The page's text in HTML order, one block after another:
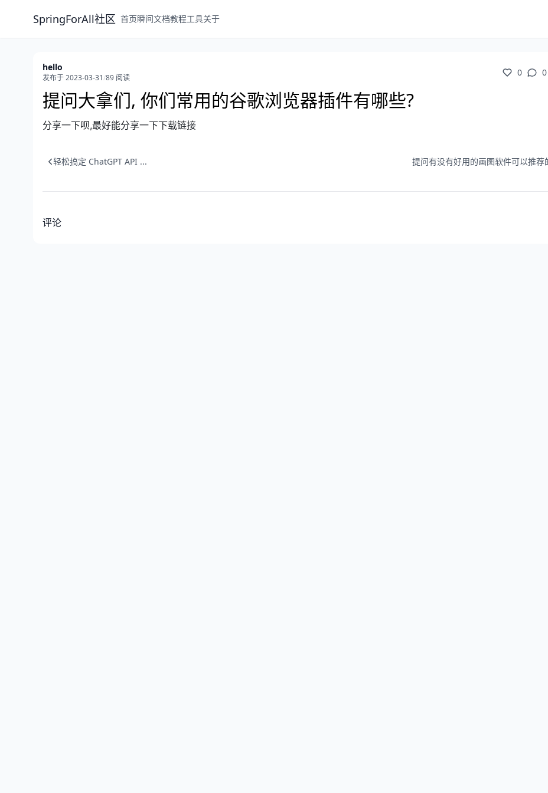
SpringForAll社区 首页瞬间文档教程工具关于
hello
发布于 2023-03-31/89 阅读 0 0
提问大拿们, 你们常用的谷歌浏览器插件有哪些?
分享一下呗,最好能分享一下下载链接
轻松搞定 ChatGPT API ... 提问有没有好用的画图软件可以推荐
评论